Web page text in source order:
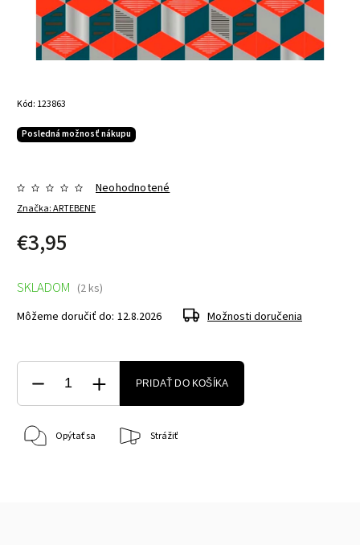
Kód: 123863
Posledná možnosť nákupu
Značka:ARTEBENE
Neohodnotené
€3,95
SKLADOM (2 ks)
Môžeme doručiť do: 12.8.2026 Možnosti doručenia
PRIDAŤ DO KOŠÍKA
Opýtať sa Strážiť